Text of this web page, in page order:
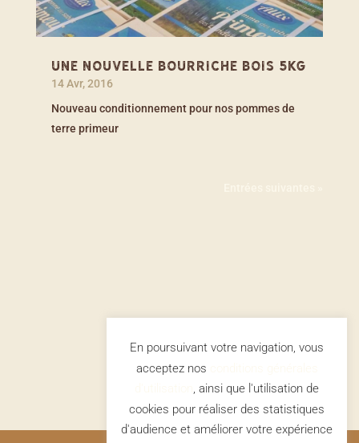
Une nouvelle bourriche bois 5kg
14 Avr, 2016
Nouveau conditionnement pour nos pommes de
terre primeur
En poursuivant votre navigation, vous
acceptez nos
, ainsi que l'utilisation de
cookies pour réaliser des statistiques
d'audience et améliorer votre expérience